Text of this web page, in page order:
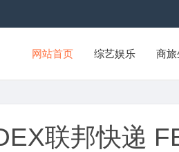
网站首页 综艺娱乐 商
联邦快递